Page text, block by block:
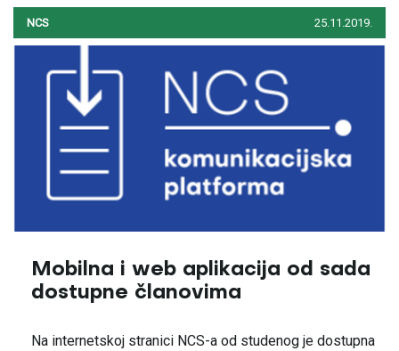
NCS 25.11.2019.
Mobilna i web aplikacija od sada
dostupne članovima
Na internetskoj stranici NCS-a od studenog je dostupna